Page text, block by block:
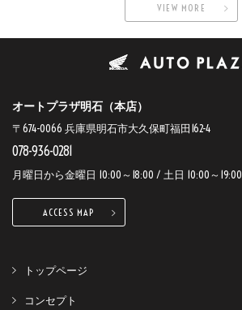
VIEW MORE
オートプラザ明石（本店）
〒674-0066 兵庫県明石市大久保町福田162-4
078-936-0281
月曜日から金曜日 10:00～18:00 / 土日 10:00～19:00
ACCESS MAP
トップページ
コンセプト